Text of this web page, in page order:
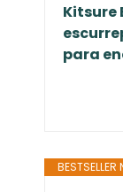
Kitsure
para
BESTSELLER